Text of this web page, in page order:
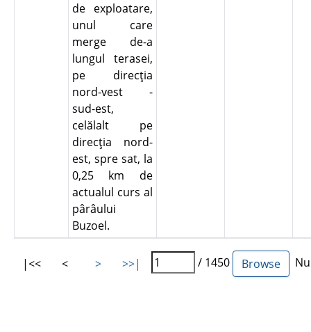
de exploatare,
unul care
merge de-a
lungul terasei,
pe direcţia
nord-vest -
sud-est,
celălalt pe
direcţia nord-
est, spre sat, la
0,25 km de
actualul curs al
pârâului
Buzoel.
|<< < > >>| / 1450